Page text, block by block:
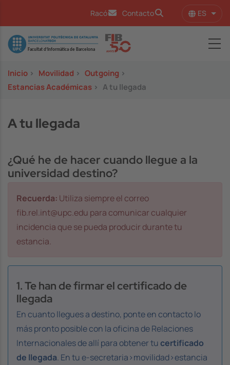
Racó Contacto ES
Image
Inicio > Movilidad > Outgoing >
Estancias Académicas > A tu llegada
A tu llegada
¿Qué he de hacer cuando llegue a la
universidad destino?
Recuerda: Utiliza siempre el correo
fib.rel.int@upc.edu para comunicar cualquier
incidencia que se pueda producir durante tu
estancia.
1. Te han de firmar el certificado de
llegada
En cuanto llegues a destino, ponte en contacto lo
más pronto posible con la oficina de Relaciones
Internacionales de allí para obtener tucertificado
de llegada. En tu e-secretaria>movilidad>estancia